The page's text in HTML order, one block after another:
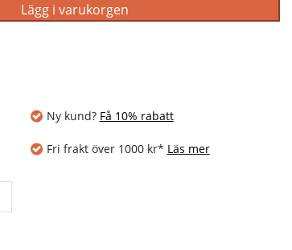
Lägg i varukorgen
Ny kund? Få 10% rabatt
Fri frakt över 1000 kr* Läs mer